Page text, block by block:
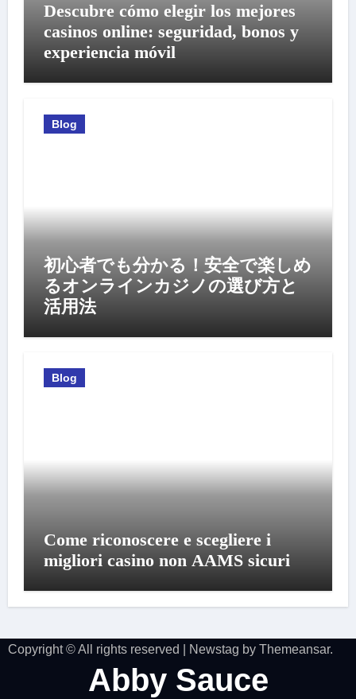
Descubre cómo elegir los mejores
casinos online: seguridad, bonos y
experiencia móvil
Blog
初心者でも分かる！安全で楽しめ
るオンラインカジノの選び方と
活用法
Blog
Come riconoscere e scegliere i
migliori casino non AAMS sicuri
Copyright © All rights reserved Newstag by Themeansar.
Abby Sauce